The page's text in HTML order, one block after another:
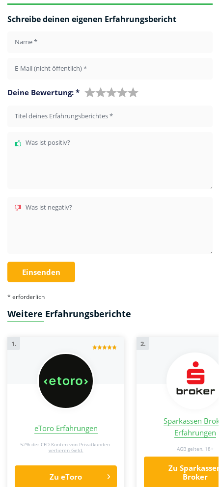
Schreibe deinen eigenen Erfahrungsbericht
Name*
E-Mail (nicht öffentlich)*
Deine Bewertung: *
Titel deines Erfahrungsberichtes*
Was ist positiv?
Was ist negativ?
* erforderlich
Weitere Erfahrungsberichte
1.
eToro Erfahrungen
52% der CFD-Konten von Privatkunden
verlieren Geld.
Zu eToro
2.
Sparkassen
Erfahrungen
AGB gelten, 18+
Zu
Broker